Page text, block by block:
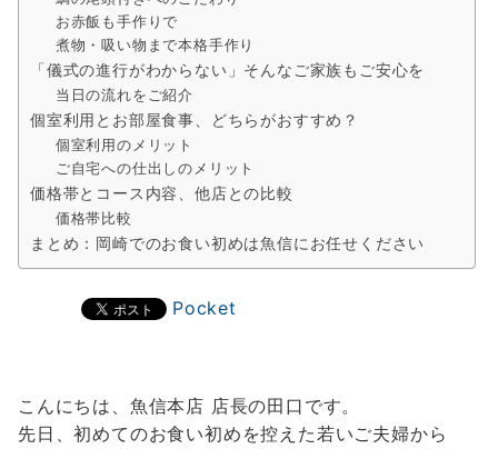
お赤飯も手作りで
煮物・吸い物まで本格手作り
「儀式の進行がわからない」そんなご家族もご安心を
当日の流れをご紹介
個室利用とお部屋食事、どちらがおすすめ？
個室利用のメリット
ご自宅への仕出しのメリット
価格帯とコース内容、他店との比較
価格帯比較
まとめ：岡崎でのお食い初めは魚信にお任せください
Pocket
こんにちは、魚信本店 店長の田口です。
先日、初めてのお食い初めを控えた若いご夫婦から